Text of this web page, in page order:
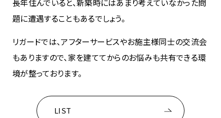
長年住んでいると、新築時にはあまり考えていなかった問
題に遭遇することもあるでしょう。
リガードでは、アフターサービスやお施主様同士の交流会
もありますので、家を建ててからのお悩みも共有できる環
境が整っております。
LIST